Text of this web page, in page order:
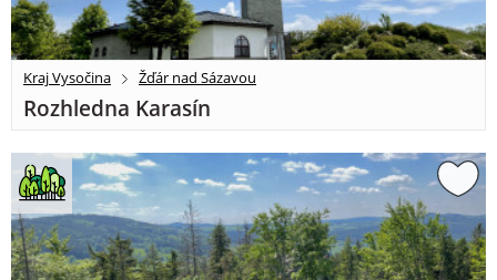
Kraj Vysočina Žďár nad Sázavou
Rozhledna Karasín